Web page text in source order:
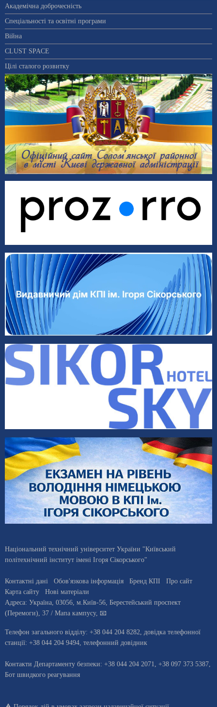
Академічна доброчесність
Спеціальності та освітні програми
Війна
CLUST SPACE
Цілі сталого розвитку
Національний технічний університет України "Київський
політехнічний інститут імені Ігоря Сікорського"
Контактні дані Обов'язкова інформація Бренд КПІ
Про сайт
Карта сайту
Нові матеріали
Адреса: Україна 03056 , м. Київ-56, Берестейський проспект
(Перемоги), 37 / Мапа кампусу, 📧
Телефон загального відділу: +38 044 204 8282 , довiдка телефонної
станцiї: +38 044 204 9494 телефонний довідник
Контакти Департаменту безпеки: +38 044 204 2071, +38 097 373 5387,
Бот швидкого реагування